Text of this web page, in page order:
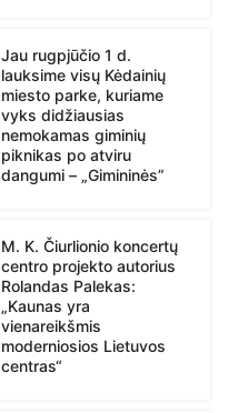
Jau rugpjūčio 1 d.
lauksime visų Kėdainių
miesto parke, kuriame
vyks didžiausias
nemokamas giminių
piknikas po atviru
dangumi – „Gimininės”
M. K. Čiurlionio koncertų
centro projekto autorius
Rolandas Palekas:
„Kaunas yra
vienareikšmis
moderniosios Lietuvos
centras“